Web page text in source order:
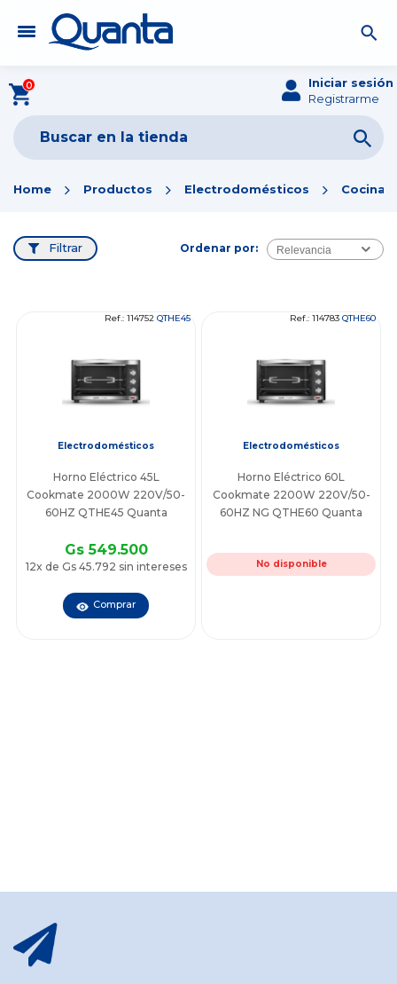
0
Iniciar sesión
Registrarme
Home Productos Electrodomésticos Cocina
Ordenar por: Relevancia
Filtrar
Ref.: 114752 QTHE45
Electrodomésticos
Horno Eléctrico 45L
Cookmate 2000W 220V/50-
60HZ QTHE45 Quanta
Gs 549.500
12x de Gs 45.792 sin intereses
Comprar
Ref.: 114783 QTHE60
Electrodomésticos
Horno Eléctrico 60L
Cookmate 2200W 220V/50-
60HZ NG QTHE60 Quanta
No disponible